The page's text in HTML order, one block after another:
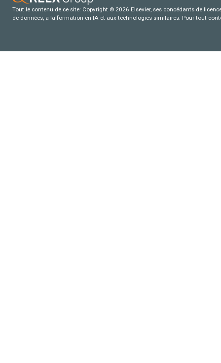
Tout le contenu de ce site: Copyright © 2026 Elsevier, ses concédants de
de données, a la formation en IA et aux technologies similaires. Pour tout